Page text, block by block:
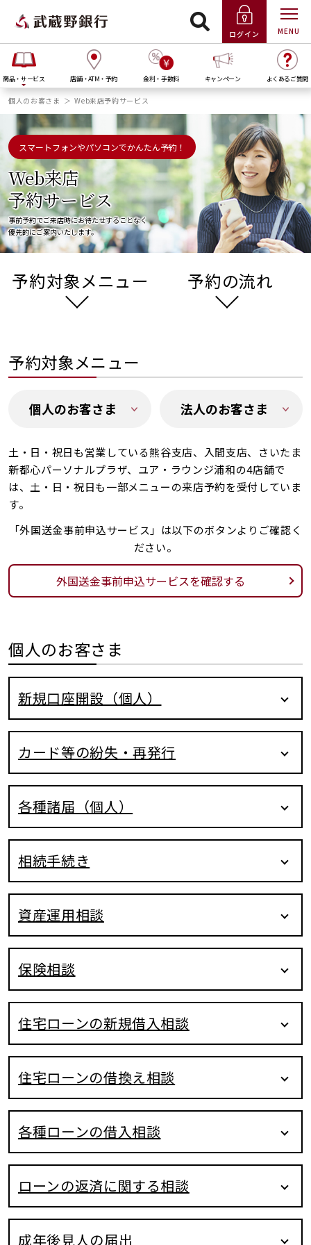
ログイン MENU
商品・サービス 店舗・ATM・予約 金利・手数料 キャンペーン よくあるご質問
個人のお客さま Web来店予約サービス
スマートフォンやパソコンでかんたん予約！
Web来店
予約サービス
事前予約でご来店時にお待たせすることなく
優先的にご案内いたします。
予約対象メニュー 予約の流れ
予約対象メニュー
個人のお客さま 法人のお客さま
土・日・祝日も営業している熊谷支店、入間支店、さいたま
新都心パーソナルプラザ、ユア・ラウンジ浦和の4店舗で
は、土・日・祝日も一部メニューの来店予約を受付していま
す。
「外国送金事前申込サービス」は以下のボタンよりご確認く
ださい。
外国送金事前申込サービスを確認する
個人のお客さま
新規口座開設（個人）
カード等の紛失・再発行
各種諸届（個人）
相続手続き
資産運用相談
保険相談
住宅ローンの新規借入相談
住宅ローンの借換え相談
各種ローンの借入相談
ローンの返済に関する相談
成年後見人の届出